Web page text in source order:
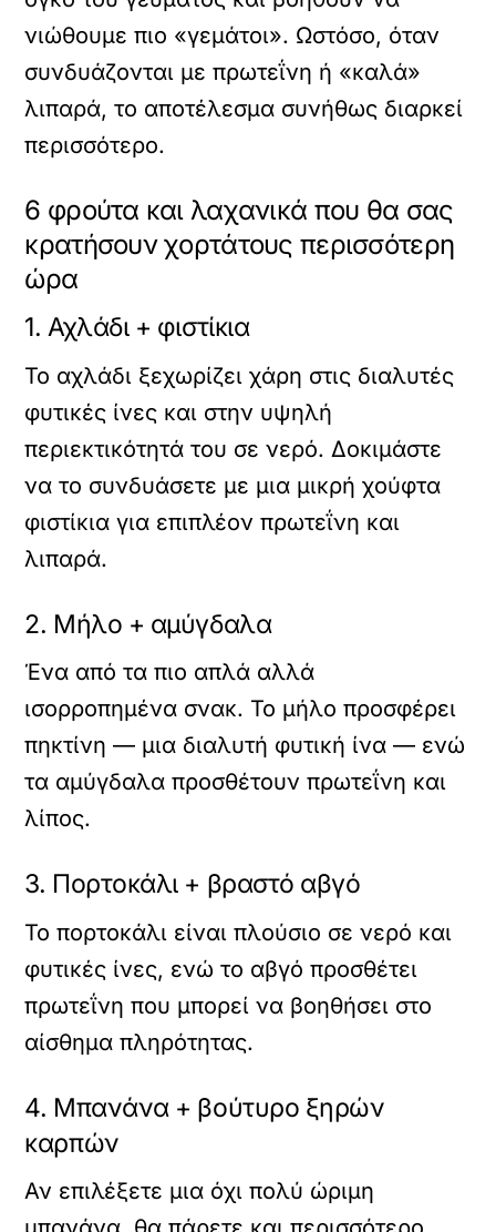
νιώθουμε πιο «γεμάτοι». Ωστόσο, όταν
συνδυάζονται με πρωτεΐνη ή «καλά»
λιπαρά, το αποτέλεσμα συνήθως διαρκεί
περισσότερο.
6 φρούτα και λαχανικά που θα σας
κρατήσουν χορτάτους περισσότερη
ώρα
1. Αχλάδι + φιστίκια
Το αχλάδι ξεχωρίζει χάρη στις διαλυτές
φυτικές ίνες και στην υψηλή
περιεκτικότητά του σε νερό. Δοκιμάστε
να το συνδυάσετε με μια μικρή χούφτα
φιστίκια για επιπλέον πρωτεΐνη και
λιπαρά.
2. Μήλο + αμύγδαλα
Ένα από τα πιο απλά αλλά
ισορροπημένα σνακ. Το μήλο προσφέρει
πηκτίνη — μια διαλυτή φυτική ίνα — ενώ
τα αμύγδαλα προσθέτουν πρωτεΐνη και
λίπος.
3. Πορτοκάλι + βραστό αβγό
Το πορτοκάλι είναι πλούσιο σε νερό και
φυτικές ίνες, ενώ το αβγό προσθέτει
πρωτεΐνη που μπορεί να βοηθήσει στο
αίσθημα πληρότητας.
4. Μπανάνα + βούτυρο ξηρών
καρπών
Αν επιλέξετε μια όχι πολύ ώριμη